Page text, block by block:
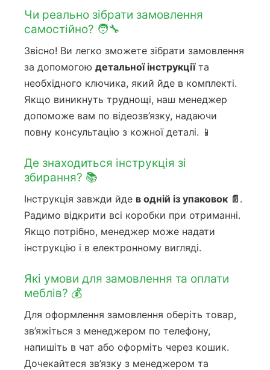
Чи реально зібрати замовлення
самостійно? 🧑‍🔧
Звісно! Ви легко зможете зібрати замовлення
за допомогою детальної інструкціїта
необхідного ключика, який йде в комплекті.
Якщо виникнуть труднощі, наш менеджер
допоможе вам по відеозв’язку, надаючи
повну консультацію з кожної деталі. 📱
Де знаходиться інструкція зі
збирання? 📚
Інструкція завжди йде в одній із упаковок 📄 .
Радимо відкрити всі коробки при отриманні.
Якщо потрібно, менеджер може надати
інструкцію і в електронному вигляді.
Які умови для замовлення та оплати
меблів? 💰
Для оформлення замовлення оберіть товар,
зв’яжіться з менеджером по телефону,
напишіть в чат або оформіть через кошик.
Дочекайтеся зв’язку з менеджером та